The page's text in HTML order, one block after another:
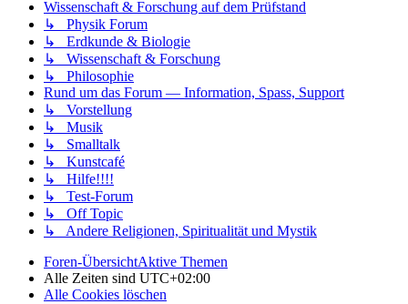
Wissenschaft & Forschung auf dem Prüfstand
↳ Physik Forum
↳ Erdkunde & Biologie
↳ Wissenschaft & Forschung
↳ Philosophie
Rund um das Forum — Information, Spass, Support
↳ Vorstellung
↳ Musik
↳ Smalltalk
↳ Kunstcafé
↳ Hilfe!!!!
↳ Test-Forum
↳ Off Topic
↳ Andere Religionen, Spiritualität und Mystik
Foren-ÜbersichtAktive Themen
Alle Zeiten sind UTC+02:00
Alle Cookies löschen